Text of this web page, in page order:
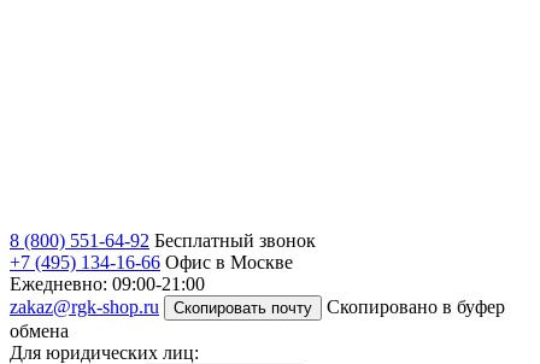
8 (800) 551-64-92 Бесплатный звонок
+7 (495) 134-16-66 Офис в Москве
Ежедневно: 09:00-21:00
zakaz@rgk-shop.ru
Скопировать почту
Скопировано в буфер
обмена
Для юридических лиц: